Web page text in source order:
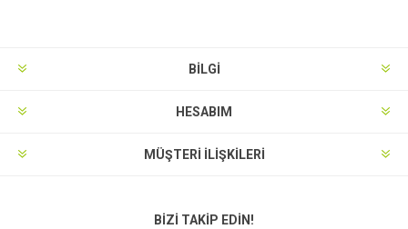
BILGI
HESABIM
MÜŞTERI İLIŞKILERI
BIZI TAKIP EDIN!